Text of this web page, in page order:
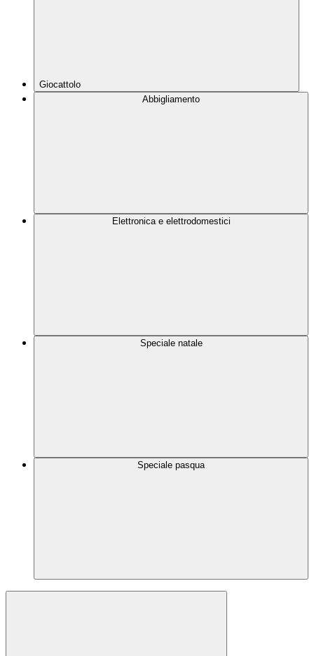
Giocattolo
Abbigliamento
Elettronica e elettrodomestici
Speciale natale
Speciale pasqua